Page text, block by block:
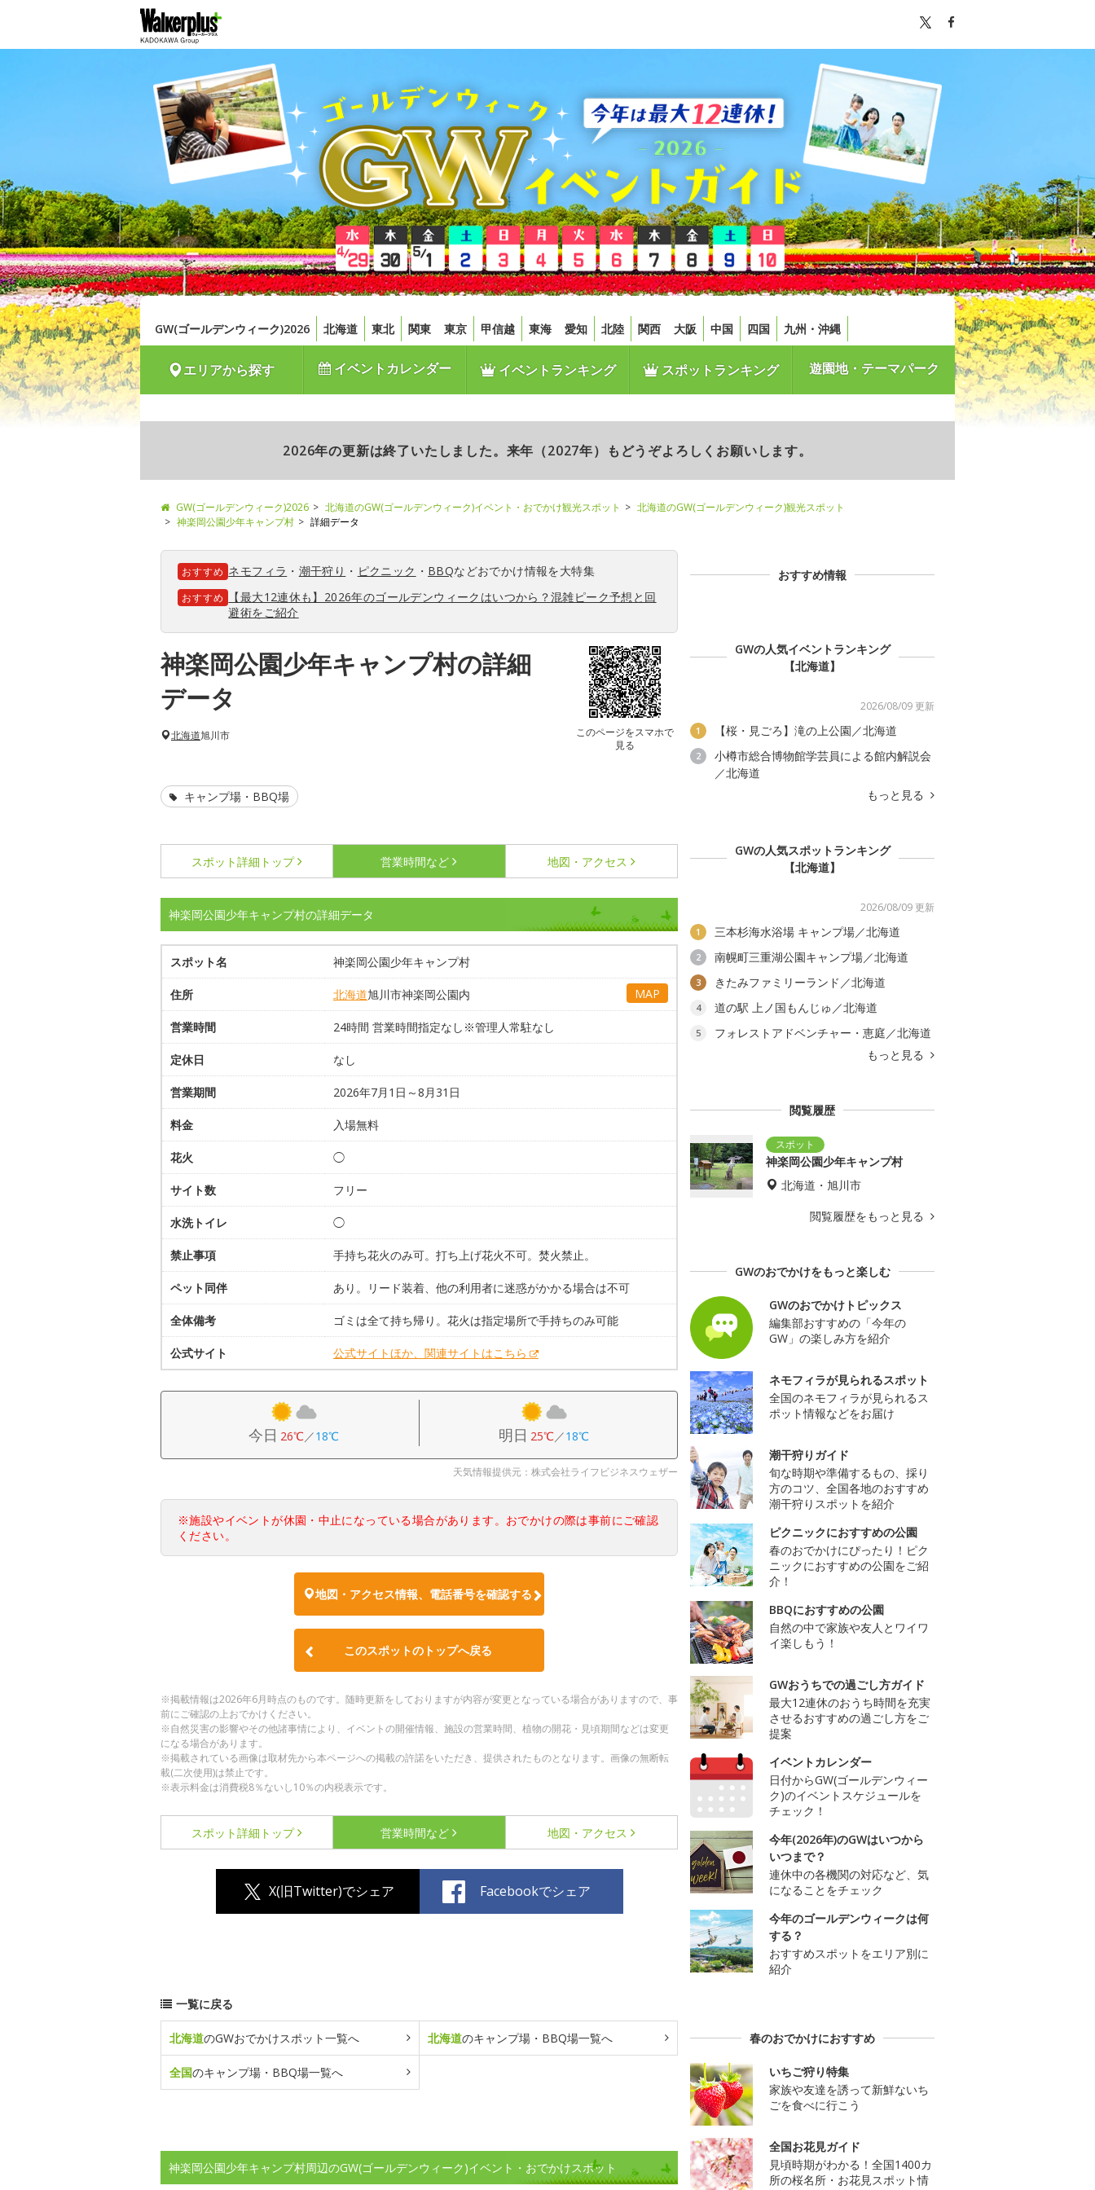
GW(ゴールデンウィーク)2026 北海道 東北 関東 東京 甲信越 東海 愛知 北陸 関西 大阪 中国 四国 九州・沖縄
エリアから探す イベントカレンダー イベントランキング スポットランキング 遊園地・テーマパーク
2026年の更新は終了いたしました。来年（2027年）もどうぞよろしくお願いします。
GW(ゴールデンウィーク)2026 北海道のGW(ゴールデンウィーク)イベント・おでかけ観光スポット
北海道のGW(ゴールデンウィーク)観光スポット
神楽岡公園少年キャンプ村
詳細データ
おすすめ ネモフィラ ・ 潮干狩り ・ ピクニック ・ BBQなどおでかけ情報を大特集
おすすめ
【最大12連休も】2026年のゴールデンウィークはいつから？混雑ピーク予想と回
避術をご紹介
神楽岡公園少年キャンプ村の詳細
データ
このページをスマホで
見る
北海道旭川市
キャンプ場・BBQ場
スポット詳細 トップ 営業時間など 地図・アクセス
神楽岡公園少年キャンプ村の詳細データ
スポット名 神楽岡公園少年キャンプ村
住所 北海道旭川市神楽岡公園内 MAP
営業時間 24時間 営業時間指定なし※管理人常駐なし
定休日 なし
営業期間 2026年7月1日～8月31日
料金 入場無料
花火 ◯
サイト数 フリー
水洗トイレ ◯
禁止事項 手持ち花火のみ可。打ち上げ花火不可。焚火禁止。
ペット同伴 あり。リード装着、他の利用者に迷惑がかかる場合は不可
全体備考 ゴミは全て持ち帰り。花火は指定場所で手持ちのみ可能
公式サイト 公式サイトほか、関連サイトはこちら
今日 26℃／18℃ 明日 25℃／18℃
天気情報提供元：株式会社ライフビジネスウェザー
※施設やイベントが休園・中止になっている場合があります。おでかけの際は事前にご確認
ください。
地図・アクセス情報、電話番号を確認する
このスポットのトップへ戻る
※掲載情報は2026年6月時点のものです。随時更新をしておりますが内容が変更となっている場合がありますので、事
前にご確認の上おでかけください。
※自然災害の影響やその他諸事情により、イベントの開催情報、施設の営業時間、植物の開花・見頃期間などは変更
になる場合があります。
※掲載されている画像は取材先から本ページへの掲載の許諾をいただき、提供されたものとなります。画像の無断転
載(二次使用)は禁止です。
※表示料金は消費税8％ないし10％の内税表示です。
スポット詳細 トップ 営業時間など 地図・アクセス
X(旧Twitter)でシェア Facebookでシェア
一覧に戻る
北海道のGWおでかけスポット一覧へ 北海道のキャンプ場・BBQ場一覧へ
全国のキャンプ場・BBQ場一覧へ
神楽岡公園少年キャンプ村周辺のGW(ゴールデンウィーク)イベント・おでかけスポット
おすすめ情報
GWの人気イベントランキング
【北海道】
2026/08/09 更新
1 【桜・見ごろ】滝の上公園／北海道
2
小樽市総合博物館学芸員による館内解説会
／北海道
もっと見る
GWの人気スポットランキング
【北海道】
2026/08/09 更新
1 三本杉海水浴場 キャンプ場／北海道
2 南幌町三重湖公園キャンプ場／北海道
3 きたみファミリーランド／北海道
4 道の駅 上ノ国もんじゅ／北海道
5
フォレストアドベンチャー・恵庭／北海道
もっと見る
閲覧履歴
神楽岡公園少年キャンプ村
北海道・旭川市
閲覧履歴をもっと見る
GWのおでかけをもっと楽しむ
GWのおでかけトピックス
編集部おすすめの「今年の
GW」の楽しみ方を紹介
ネモフィラが見られるスポット
全国のネモフィラが見られるス
ポット情報などをお届け
潮干狩りガイド
旬な時期や準備するもの、採り
方のコツ、全国各地のおすすめ
潮干狩りスポットを紹介
ピクニックにおすすめの公園
春のおでかけにぴったり！ピク
ニックにおすすめの公園をご紹
介！
BBQにおすすめの公園
自然の中で家族や友人とワイワ
イ楽しもう！
GWおうちでの過ごし方ガイド
最大12連休のおうち時間を充実
させるおすすめの過ごし方をご
提案
イベントカレンダー
日付からGW(ゴールデンウィー
ク)のイベントスケジュールを
チェック！
今年(2026年)のGWはいつから
いつまで？
連休中の各機関の対応など、気
になることをチェック
今年のゴールデンウィークは何
する？
おすすめスポットをエリア別に
紹介
春のおでかけにおすすめ
いちご狩り特集
家族や友達を誘って新鮮ないち
ごを食べに行こう
全国お花見ガイド
見頃時期がわかる！全国1400カ
所の桜名所・お花見スポット情